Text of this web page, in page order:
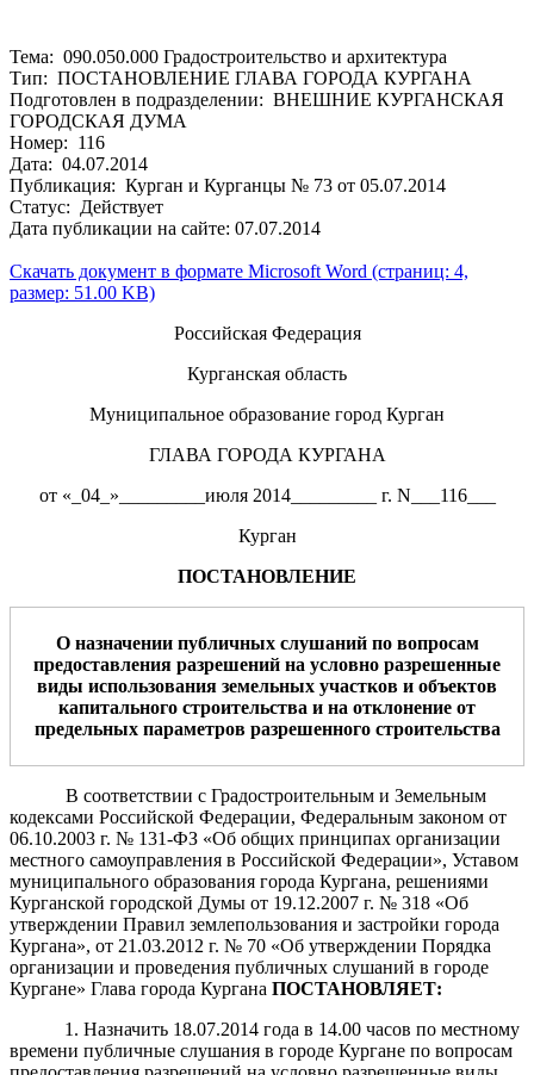
Тема: 090.050.000 Градостроительство и архитектура
Тип: ПОСТАНОВЛЕНИЕ ГЛАВА ГОРОДА КУРГАНА
Подготовлен в подразделении: ВНЕШНИЕ КУРГАНСКАЯ
ГОРОДСКАЯ ДУМА
Номер: 116
Дата: 04.07.2014
Публикация: Курган и Курганцы № 73 от 05.07.2014
Статус: Действует
Дата публикации на сайте: 07.07.2014
Скачать документ в формате Microsoft Word (страниц: 4,
размер: 51.00 KB)
Российская Федерация
Курганская область
Муниципальное образование город Курган
ГЛАВА ГОРОДА КУРГАНА
от «_04_»_________июля 2014_________ г. N___116___
Курган
ПОСТАНОВЛЕНИЕ
О назначении публичных слушаний по вопросам
предоставления разрешений на условно разрешенные
виды использования земельных участков и объектов
капитального строительства и на отклонение от
предельных параметров разрешенного строительства
В соответствии с Градостроительным и Земельным
кодексами Российской Федерации, Федеральным законом от
06.10.2003 г. № 131-ФЗ «Об общих принципах организации
местного самоуправления в Российской Федерации», Уставом
муниципального образования города Кургана, решениями
Курганской городской Думы от 19.12.2007 г. № 318 «Об
утверждении Правил землепользования и застройки города
Кургана», от 21.03.2012 г. № 70 «Об утверждении Порядка
организации и проведения публичных слушаний в городе
Кургане» Глава города Кургана ПОСТАНОВЛЯЕТ:
1. Назначить 18.07.2014 года в 14.00 часов по местному
времени публичные слушания в городе Кургане по вопросам